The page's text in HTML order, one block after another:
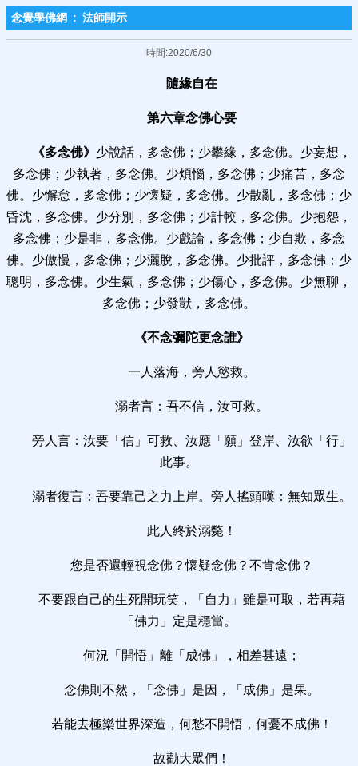
念覺學佛網 : 法師開示
時間:2020/6/30
隨緣自在
第六章念佛心要
《多念佛》 少說話，多念佛；少攀緣，多念佛。少妄想，
多念佛；少執著，多念佛。少煩惱，多念佛；少痛苦，多念
佛。少懈怠，多念佛；少懷疑，多念佛。少散亂，多念佛；少
昏沈，多念佛。少分別，多念佛；少計較，多念佛。少抱怨，
多念佛；少是非，多念佛。少戲論，多念佛；少自欺，多念
佛。少傲慢，多念佛；少灑脫，多念佛。少批評，多念佛；少
聰明，多念佛。少生氣，多念佛；少傷心，多念佛。少無聊，
多念佛；少發獃，多念佛。
《不念彌陀更念誰》
一人落海，旁人慾救。
溺者言：吾不信，汝可救。
旁人言：汝要「信」可救、汝應「願」登岸、汝欲「行」
此事。
溺者復言：吾要靠己之力上岸。旁人搖頭嘆：無知眾生。
此人終於溺斃！
您是否還輕視念佛？懷疑念佛？不肯念佛？
不要跟自己的生死開玩笑，「自力」雖是可取，若再藉
「佛力」定是穩當。
何況「開悟」離「成佛」，相差甚遠；
念佛則不然，「念佛」是因，「成佛」是果。
若能去極樂世界深造，何愁不開悟，何憂不成佛！
故勸大眾們！